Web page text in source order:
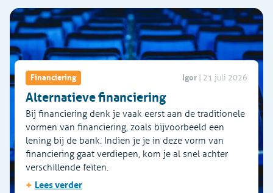
Financiering Igor 21 juli 2026
Alternatieve financiering
Bij financiering denk je vaak eerst aan de traditionele
vormen van financiering, zoals bijvoorbeeld een
lening bij de bank. Indien je je in deze vorm van
financiering gaat verdiepen, kom je al snel achter
verschillende feiten.
+ Lees verder